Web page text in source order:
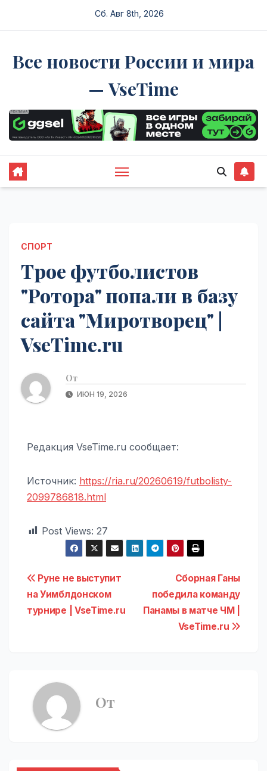
Сб. Авг 8th, 2026
Все новости России и мира
— VseTime
СПОРТ
Трое футболистов
"Ротора" попали в базу
сайта "Миротворец" |
VseTime.ru
От
ИЮН 19, 2026
Редакция VseTime.ru сообщает:
Источник: https://ria.ru/20260619/futbolisty-
2099786818.html
Post Views: 27
Навигация
по
Сборная Ганы
победила команду
Панамы в матче ЧМ |
VseTime.ru
Руне не выступит
на Уимблдонском
турнире | VseTime.ru
От